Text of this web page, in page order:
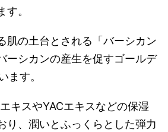
。
肌の土台とされる「バーシカン
ーシカンの産生を促すゴールデ
ます。
キスやYACエキスなどの保湿
り、潤いとふっくらとした弾力